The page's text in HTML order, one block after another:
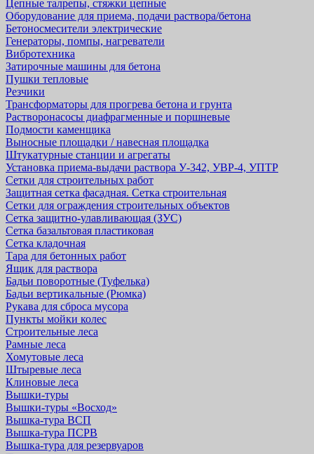
Цепные талрепы, стяжки цепные
Оборудование для приема, подачи раствора/бетона
Бетоносмесители электрические
Генераторы, помпы, нагреватели
Вибротехника
Затирочные машины для бетона
Пушки тепловые
Резчики
Трансформаторы для прогрева бетона и грунта
Растворонасосы диафрагменные и поршневые
Подмости каменщика
Выносные площадки / навесная площадка
Штукатурные станции и агрегаты
Установка приема-выдачи раствора У-342, УВР-4, УПТР
Сетки для строительных работ
Защитная cетка фасадная. Сетка строительная
Сетки для ограждения строительных объектов
Сетка защитно-улавливающая (ЗУС)
Сетка базальтовая пластиковая
Сетка кладочная
Тара для бетонных работ
Ящик для раствора
Бадьи поворотные (Туфелька)
Бадьи вертикальные (Рюмка)
Рукава для сброса мусора
Пункты мойки колес
Строительные леса
Рамные леса
Хомутовые леса
Штыревые леса
Клиновые леса
Вышки-туры
Вышки-туры «Восход»
Вышка-тура ВСП
Вышка-тура ПСРВ
Вышка-тура для резервуаров